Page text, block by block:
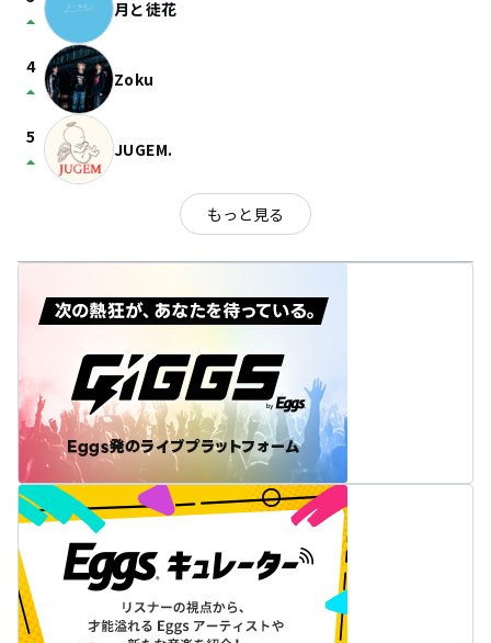
arrow_drop_up 月と徒花
4
arrow_drop_up Zoku
5
arrow_drop_up JUGEM.
もっと見る